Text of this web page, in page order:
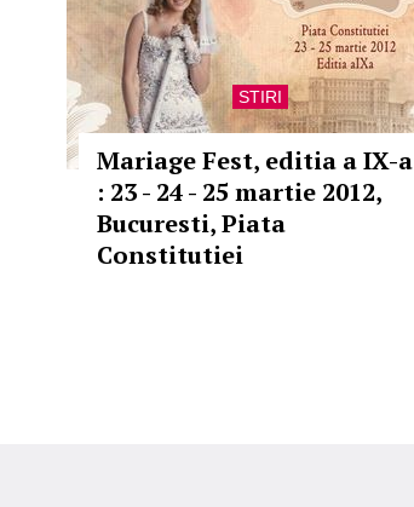
STIRI
Mariage Fest, editia a IX-a
: 23 - 24 - 25 martie 2012,
Bucuresti, Piata
Constitutiei